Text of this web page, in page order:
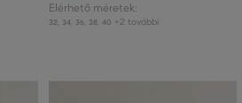
Elérhető méretek:
32 34 36 38 40 +2 további